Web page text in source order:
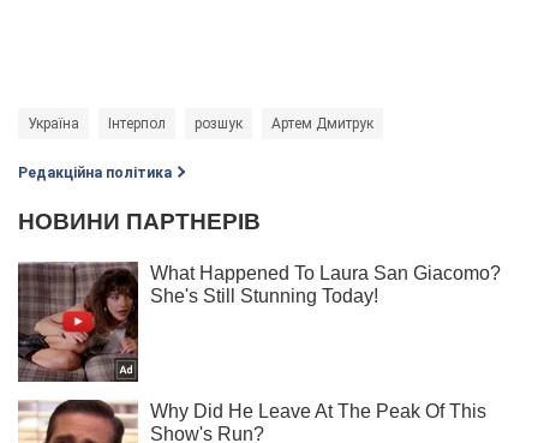
Україна Інтерпол розшук Артем Дмитрук
Редакційна політика